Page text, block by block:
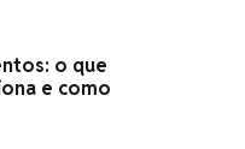
o que
e como